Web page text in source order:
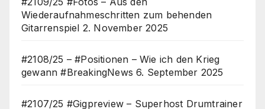
Wiederaufnahmeschritten zum behenden
Gitarrenspiel 2. November 2025
#2108/25 – #Positionen – Wie ich den Krieg
gewann #BreakingNews 6. September 2025
#2107/25 #Gigpreview – Superhost Drumtrainer